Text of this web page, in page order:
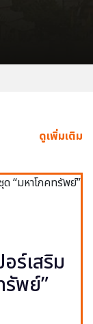
ดูเพิ่มเติม
ร์เสริม
รัพย์”